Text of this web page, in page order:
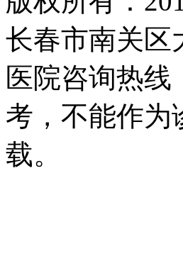
长春市南关区
医院咨询热线
考，不能作为
载。